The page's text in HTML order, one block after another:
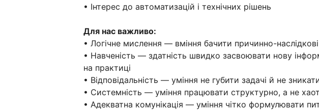
• Інтерес до автоматизацій і технічних рішень
Для нас важливо:
• Логічне мислення — вміння бачити причинно-наслідкові
• Навченість — здатність швидко засвоювати нову
на практиці
• Відповідальність — уміння не губити задачі й не
• Системність — уміння працювати структурно, а не
• Адекватна комунікація — уміння чітко формулювати